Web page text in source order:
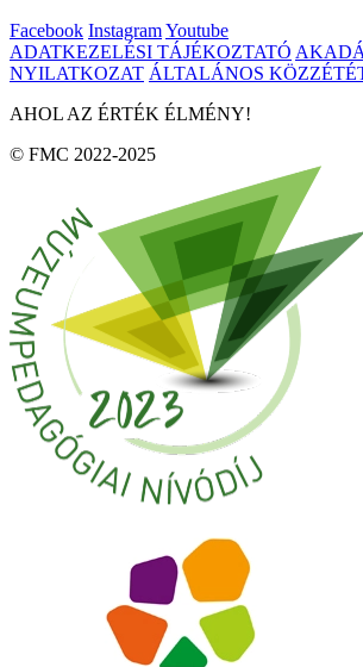
Facebook InstagramYoutube
ADATKEZELÉSI TÁJÉKOZTATÓ
NYILATKOZAT ÁLTALÁNOS
AHOL AZ ÉRTÉK ÉLMÉNY!
© FMC 2022-2025